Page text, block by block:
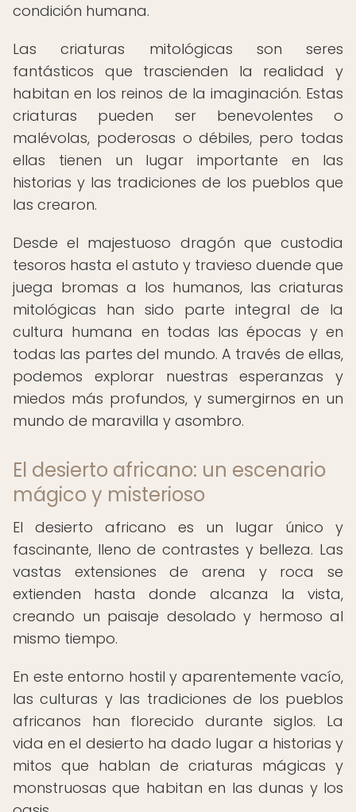
condición humana.
Las criaturas mitológicas son seres
fantásticos que trascienden la realidad y
habitan en los reinos de la imaginación. Estas
criaturas pueden ser benevolentes o
malévolas, poderosas o débiles, pero todas
ellas tienen un lugar importante en las
historias y las tradiciones de los pueblos que
las crearon.
Desde el majestuoso dragón que custodia
tesoros hasta el astuto y travieso duende que
juega bromas a los humanos, las criaturas
mitológicas han sido parte integral de la
cultura humana en todas las épocas y en
todas las partes del mundo. A través de ellas,
podemos explorar nuestras esperanzas y
miedos más profundos, y sumergirnos en un
mundo de maravilla y asombro.
El desierto africano: un escenario
mágico y misterioso
El desierto africano es un lugar único y
fascinante, lleno de contrastes y belleza. Las
vastas extensiones de arena y roca se
extienden hasta donde alcanza la vista,
creando un paisaje desolado y hermoso al
mismo tiempo.
En este entorno hostil y aparentemente vacío,
las culturas y las tradiciones de los pueblos
africanos han florecido durante siglos. La
vida en el desierto ha dado lugar a historias y
mitos que hablan de criaturas mágicas y
monstruosas que habitan en las dunas y los